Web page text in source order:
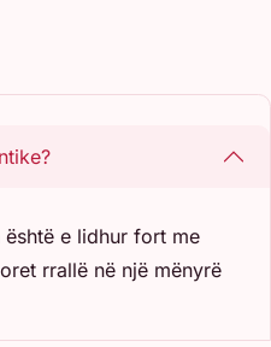
e lidhur fort me
rrallë në një mënyrë